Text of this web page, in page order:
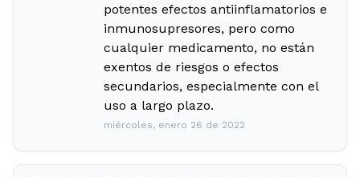
potentes efectos antiinflamatorios e
inmunosupresores, pero como
cualquier medicamento, no están
exentos de riesgos o efectos
secundarios, especialmente con el
uso a largo plazo.
miércoles, enero 26 de 2022